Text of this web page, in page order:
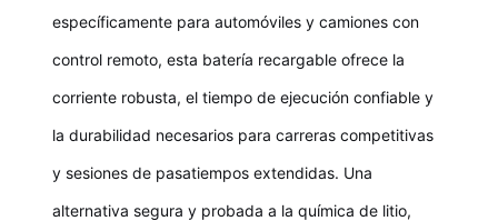
específicamente para automóviles y camiones con
control remoto, esta batería recargable ofrece la
corriente robusta, el tiempo de ejecución confiable y
la durabilidad necesarios para carreras competitivas
y sesiones de pasatiempos extendidas. Una
alternativa segura y probada a la química de litio,